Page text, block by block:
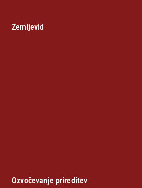
Zemljevid
Ozvočevanje prireditev